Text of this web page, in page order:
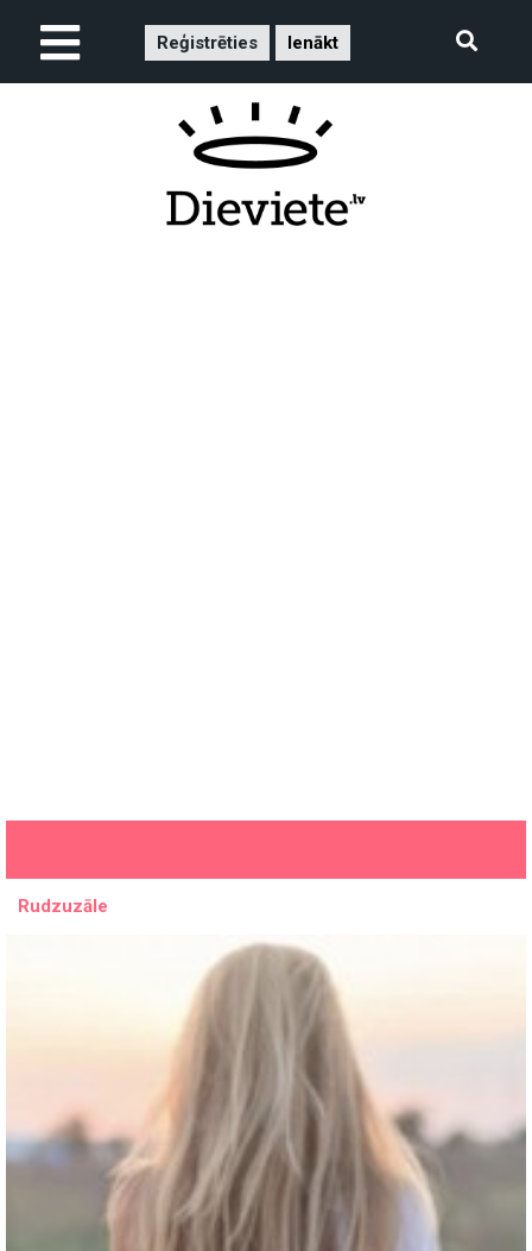
Reģistrēties Ienākt
Rudzuzāle